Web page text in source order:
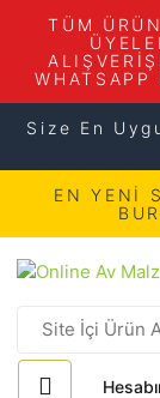
TÜM
Size En
EN YENİ